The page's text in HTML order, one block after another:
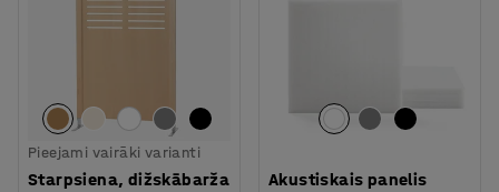
Pieejami vairāki varianti
Starpsiena, dižskābarža
Akustiskais panelis